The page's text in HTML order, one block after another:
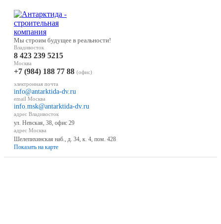
Мы строим будущее в реальности!
Владивосток
8 423 239 5215
Москва
+7 (984) 188 77 88 (офис)
электронная почта
info@antarktida-dv.ru
email Москва
info.msk@antarktida-dv.ru
адрес Владивосток
ул. Невская, 38, офис 29
адрес Москва
Шелепихинская наб., д. 34, к. 4, пом. 428
Показать на карте